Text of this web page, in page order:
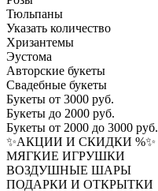
Тюльпаны
Указать количество
Хризантемы
Эустома
Авторские букеты
Свадебные букеты
Букеты от 3000 руб.
Букеты до 2000 руб.
Букеты от 2000 до 3000 руб.
✨АКЦИИ И СКИДКИ %✨
МЯГКИЕ ИГРУШКИ
ВОЗДУШНЫЕ ШАРЫ
ПОДАРКИ И ОТКРЫТКИ